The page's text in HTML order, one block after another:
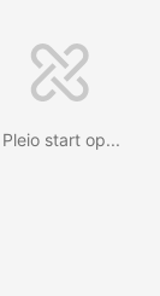
Pleio start op...